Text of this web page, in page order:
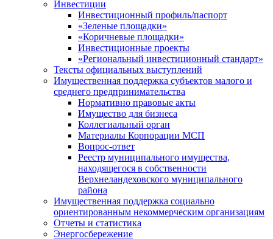
Инвестиции
Инвестиционный профиль/паспорт
«Зеленые площадки»
«Коричневые площадки»
Инвестиционные проекты
«Региональный инвестиционный стандарт»
Тексты официальных выступлений
Имущественная поддержка субъектов малого и
среднего предпринимательства
Нормативно правовые акты
Имущество для бизнеса
Коллегиальный орган
Материалы Корпорации МСП
Вопрос-ответ
Реестр муниципального имущества,
находящегося в собственности
Верхнеландеховского муниципального
района
Имущественная поддержка социально
ориентированным некоммерческим организациям
Отчеты и статистика
Энергосбережение